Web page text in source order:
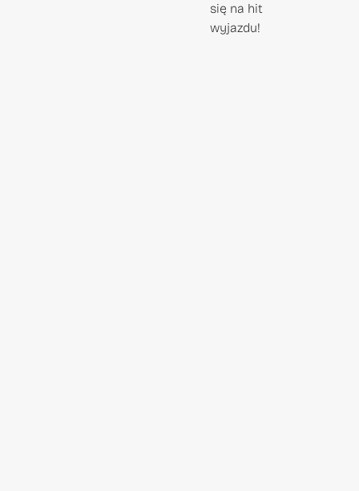
się na hit
wyjazdu!